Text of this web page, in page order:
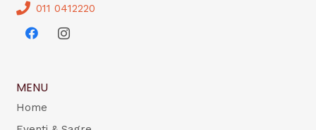
011 0412220
MENU
Home